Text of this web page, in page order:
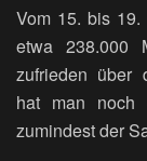
Vom 15. bis 19.
etwa 238.000
zufrieden über
hat man noch
zumindest der